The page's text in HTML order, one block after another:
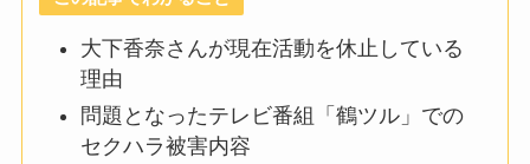
大下香奈さんが現在活動を休止している
理由
問題となったテレビ番組「鶴ツル」での
セクハラ被害内容